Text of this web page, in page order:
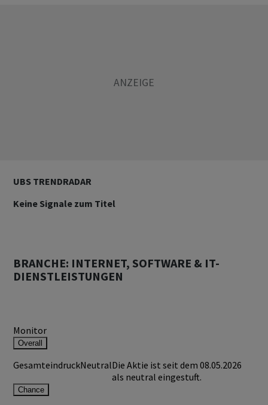
UBS TRENDRADAR
Keine Signale zum Titel
BRANCHE: INTERNET, SOFTWARE & IT-
DIENSTLEISTUNGEN
Monitor
Overall
GesamteindruckNeutralDie Aktie ist seit dem 08.05.2026
als neutral eingestuft.
Chance